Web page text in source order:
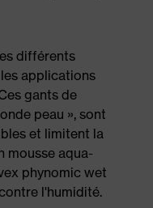
différents
applications
gants de
peau », sont
et limitent la
mousse aqua-
phynomic wet
l'humidité.